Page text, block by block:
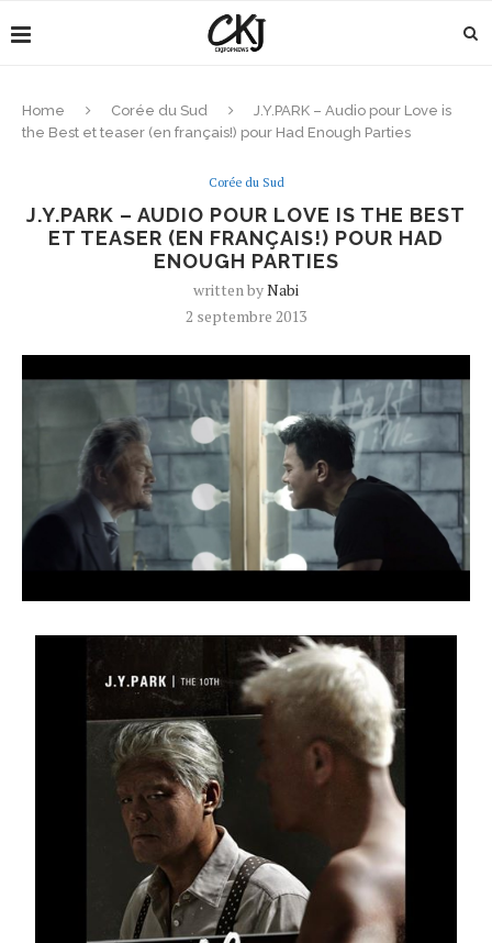
Home Corée du Sud
J.Y.PARK – Audio pour Love is
the Best et teaser (en français!) pour Had Enough Parties
Corée du Sud
J.Y.PARK – AUDIO POUR LOVE IS THE BEST
ET TEASER (EN FRANÇAIS!) POUR HAD
ENOUGH PARTIES
written byNabi
2 septembre 2013